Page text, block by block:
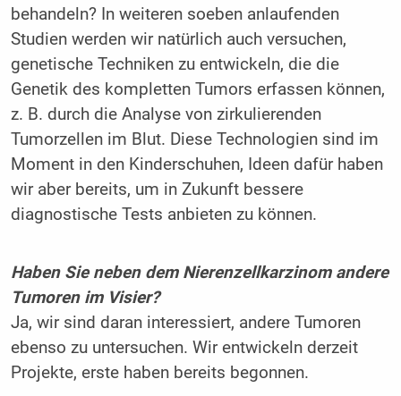
behandeln? In weiteren soeben anlaufenden
Studien werden wir natürlich auch versuchen,
genetische Techniken zu entwickeln, die die
Genetik des kompletten Tumors erfassen können,
z. B. durch die Analyse von zirkulierenden
Tumorzellen im Blut. Diese Technologien sind im
Moment in den Kinderschuhen, Ideen dafür haben
wir aber bereits, um in Zukunft bessere
diagnostische Tests anbieten zu können.
Haben Sie neben dem Nierenzellkarzinom andere
Tumoren im Visier?
Ja, wir sind daran interessiert, andere Tumoren
ebenso zu untersuchen. Wir entwickeln derzeit
Projekte, erste haben bereits begonnen.